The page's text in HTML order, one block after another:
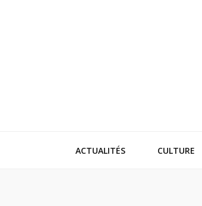
ACTUALITÉS CULTURE